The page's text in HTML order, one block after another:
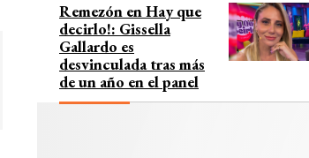
Remezón en Hay que
decirlo!: Gissella
Gallardo es
desvinculada tras más
de un año en el panel